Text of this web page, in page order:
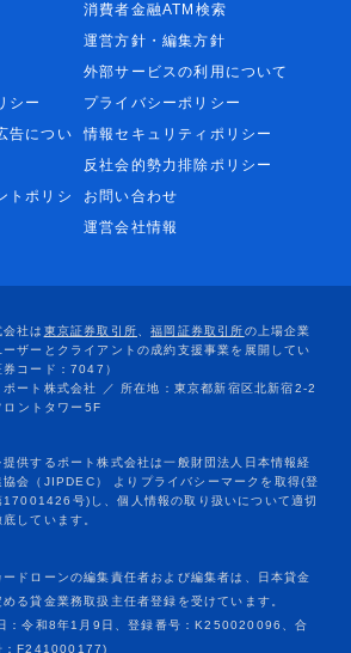
消費者金融ATM検索
運営方針・編集方針
外部サービスの利用について
シー
プライバシーポリシー
告につい
情報セキュリティポリシー
反社会的勢力排除ポリシー
トポリシ
お問い合わせ
運営会社情報
ードローンの編集責任者および編集者は、日本貸金
る貸金業務取扱主任者登録を受けています。
：令和8年1月9日、登録番号：K250020096、合
：F241000177)